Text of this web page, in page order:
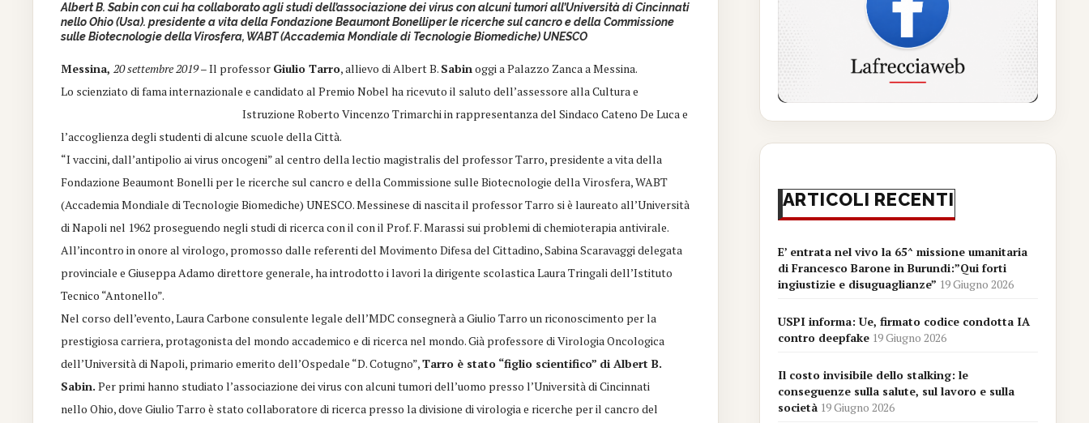
Albert B. Sabin con cui ha collaborato agli studi dell’associazione dei virus con alcuni tumori all’Università di Cincinnati
nello Ohio (Usa). presidente a vita della Fondazione Beaumont Bonelliper le ricerche sul cancro e della Commissione
sulle Biotecnologie della Virosfera, WABT (Accademia Mondiale di Tecnologie Biomediche) UNESCO
Messina,20 settembre 2019– Il professor Giulio Tarro, allievo di Albert B. Sabinoggi a Palazzo Zanca a Messina.
Lo scienziato di fama internazionale e candidato al Premio Nobel ha ricevuto il saluto dell’assessore alla Cultura e
Istruzione RobertoVincenzo Trimarchi in rappresentanza del Sindaco Cateno De Luca e
l’accoglienza degli studenti di alcune scuole della Città.
“I vaccini, dall’antipolio ai virus oncogeni” al centro della lectio magistralis del professor Tarro, presidente a vita della
Fondazione Beaumont Bonelli per le ricerche sul cancro e della Commissione sulle Biotecnologie della Virosfera, WABT
(Accademia Mondiale di Tecnologie Biomediche) UNESCO. Messinese di nascita il professor Tarro si è laureato all’Università
di Napoli nel 1962 proseguendo negli studi di ricerca con il con il Prof. F. Marassi sui problemi di chemioterapia antivirale.
All’incontro in onore al virologo, promosso dalle referenti del Movimento Difesa del Cittadino, Sabina Scaravaggi delegata
provinciale e Giuseppa Adamo direttore generale, ha introdotto i lavori la dirigente scolastica Laura Tringali dell’Istituto
Tecnico “Antonello”.
Nel corso dell’evento, Laura Carbone consulente legale dell’MDC consegnerà a Giulio Tarro un riconoscimento per la
prestigiosa carriera, protagonista del mondo accademico e di ricerca nel mondo. Già professore di Virologia Oncologica
dell’Università di Napoli, primario emerito dell’Ospedale “D. Cotugno”,Tarro è stato “figlio scientifico” di Albert B.
Sabin. Per primi hanno studiato l’associazione dei virus con alcuni tumori dell’uomo presso l’Università di Cincinnati
nello Ohio, dove Giulio Tarro è stato collaboratore di ricerca presso la divisione di virologia e ricerche per il cancro del
ARTICOLI RECENTI
E’ entrata nel vivo la 65^ missione umanitaria
di Francesco Barone in Burundi:”Qui forti
ingiustizie e disuguaglianze” 19 Giugno 2026
USPI informa: Ue, firmato codice condotta IA
contro deepfake 19 Giugno 2026
Il costo invisibile dello stalking: le
conseguenze sulla salute, sul lavoro e sulla
società 19 Giugno 2026